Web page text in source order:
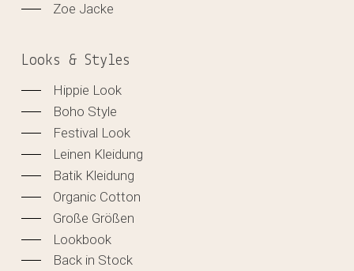
Zoe Jacke
Looks & Styles
Hippie Look
Boho Style
Festival Look
Leinen Kleidung
Batik Kleidung
Organic Cotton
Große Größen
Lookbook
Back in Stock